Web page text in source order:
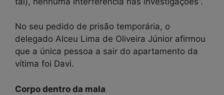
No seu pedido de prisão temporária, o
delegado Alceu Lima de Oliveira Júnior afirmou
que a única pessoa a sair do apartamento da
vítima foi Davi.
Corpo dentro da mala